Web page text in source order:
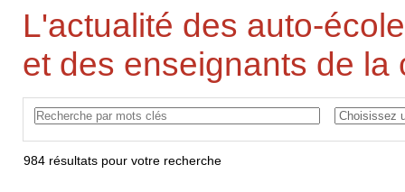
L'actualité des auto-
et des enseignants de la
984 résultats pour votre recherche